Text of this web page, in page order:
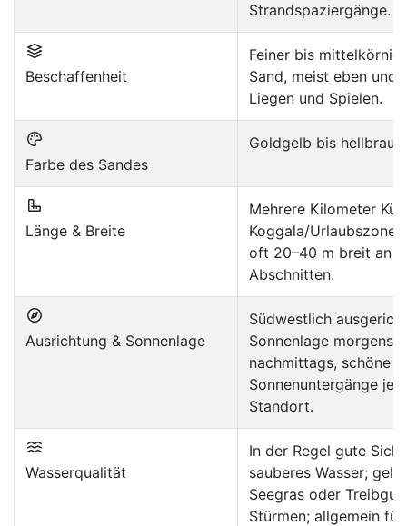
Strandspaziergänge.
Beschaffenheit
Feiner bis
Sand, meist eben und
Liegen und Spielen.
Farbe des Sandes
Goldgelb bis hellbraun
Länge & Breite
Mehrere Kilometer
Koggala/Urlaubszone,
oft 20–40 m breit an
Abschnitten.
Ausrichtung & Sonnenlage
Südwestlich
Sonnenlage morgens
nachmittags, schöne
Sonnenuntergänge je
Standort.
Wasserqualität
In der Regel gute
sauberes Wasser;
Seegras oder Treibgut
Stürmen; allgemein